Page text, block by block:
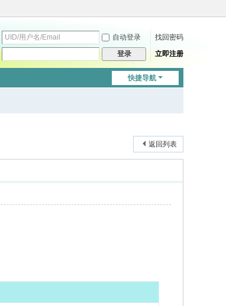
自动登录
找回密码
登录 立即注册
快捷导航
返回列表